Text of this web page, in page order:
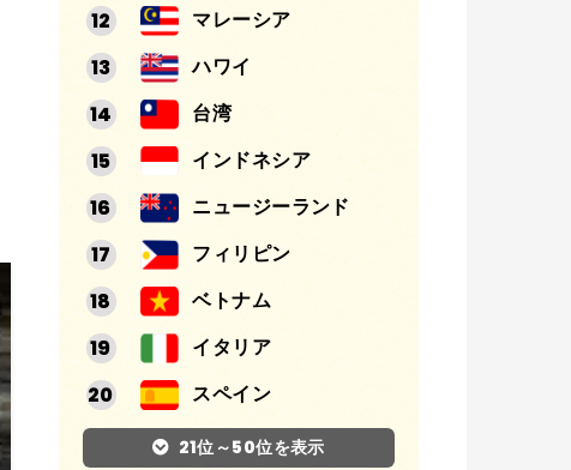
マレーシア
ハワイ
台湾
インドネシア
ニュージーランド
フィリピン
ベトナム
イタリア
スペイン
アルゼンチン
21位～50位を表示